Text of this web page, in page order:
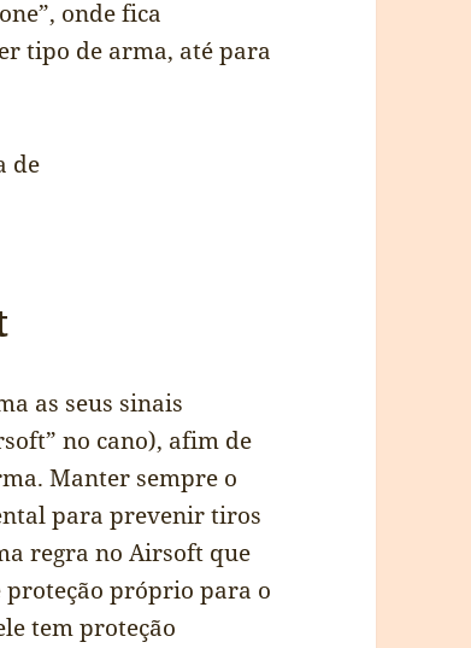
onde fica
tipo de arma, até para
as seus sinais
no cano), afim de
Manter sempre o
para prevenir tiros
regra no Airsoft que
proteção próprio para o
tem proteção